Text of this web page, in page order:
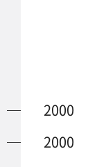
2000
2000